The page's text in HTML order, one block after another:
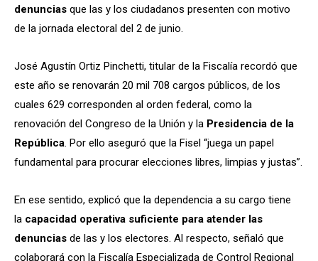
denuncias que las y los ciudadanos presenten con motivo
de la jornada electoral del 2 de junio.
José Agustín Ortiz Pinchetti, titular de la Fiscalía recordó que
este año se renovarán 20 mil 708 cargos públicos, de los
cuales 629 corresponden al orden federal, como la
renovación del Congreso de la Unión y la Presidencia de la
República. Por ello aseguró que la Fisel “juega un papel
fundamental para procurar elecciones libres, limpias y justas”.
En ese sentido, explicó que la dependencia a su cargo tiene
la capacidad operativa suficiente para atender las
denuncias de las y los electores. Al respecto, señaló que
colaborará con la Fiscalía Especializada de Control Regional